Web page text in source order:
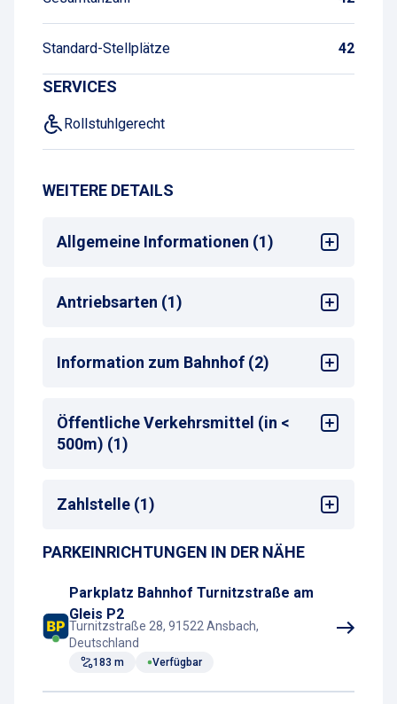
Standard-Stellplätze 42
SERVICES
Rollstuhlgerecht
WEITERE DETAILS
Allgemeine Informationen (1)
Max. Parkdauer: max. 2 Wochen oder
Monatsparkschein
Antriebsarten (1)
Information zum Bahnhof (2)
Bahnhof
: Ansbach
Entfernung zum nächsten Bahnhofseingang
<50 m
Öffentliche Verkehrsmittel (in <
500m) (1)
Zug-Haltestelle
Zahlstelle (1)
Parkscheinautomat
PARKEINRICHTUNGEN IN DER NÄHE
Parkplatz Bahnhof Turnitzstraße am
Gleis P2
Turnitzstraße 28, 91522 Ansbach,
Deutschland
183 m Verfügbar